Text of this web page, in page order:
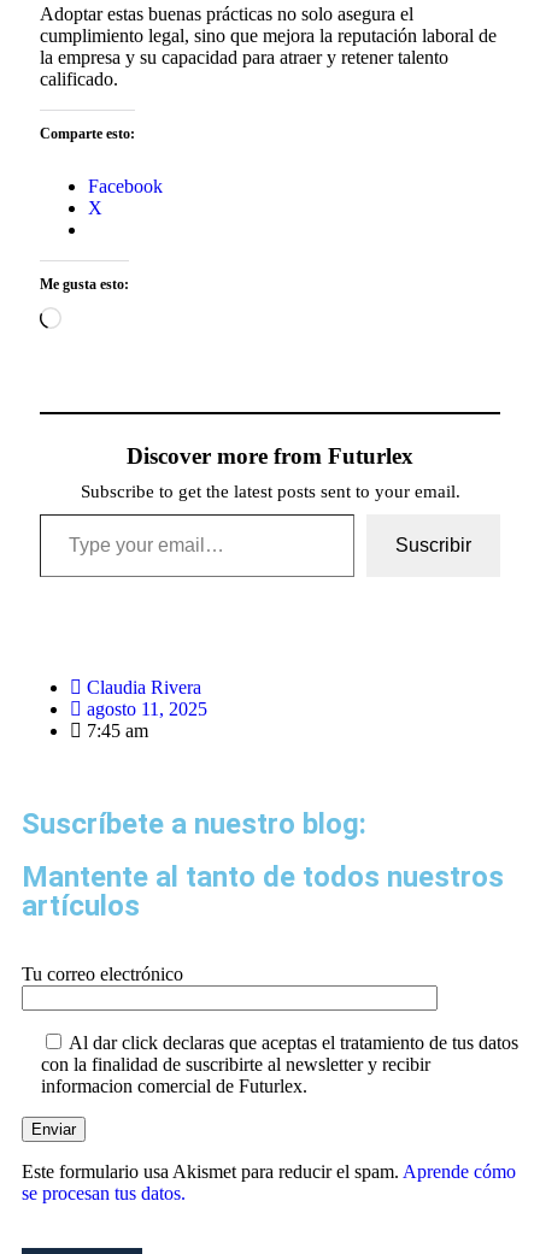
Adoptar estas buenas prácticas no solo asegura el
cumplimiento legal, sino que mejora la reputación laboral de
la empresa y su capacidad para atraer y retener talento
calificado.
Comparte esto:
Facebook
X
Me gusta esto:
Discover more from Futurlex
Subscribe to get the latest posts sent to your email.
Suscribir
Claudia Rivera
agosto 11, 2025
7:45 am
Suscríbete a nuestro blog:
Mantente al tanto de todos nuestros
artículos
Tu correo electrónico
Al dar click declaras que aceptas el tratamiento de tus datos
con la finalidad de suscribirte al newsletter y recibir
informacion comercial de Futurlex.
Este formulario usa Akismet para reducir el spam. Aprende cómo
se procesan tus datos.